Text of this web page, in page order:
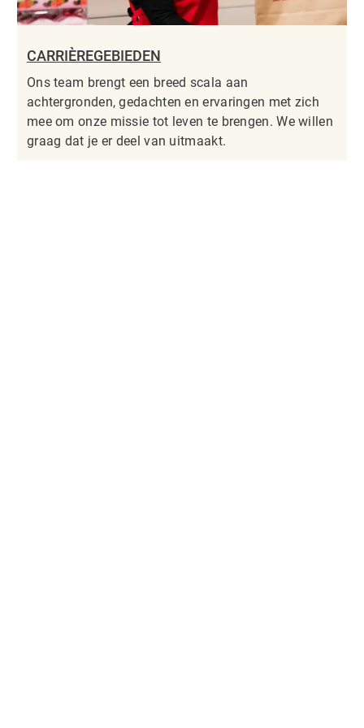
CARRIÈREGEBIEDEN
Ons team brengt een breed scala aan
achtergronden, gedachten en ervaringen met zich
mee om onze missie tot leven te brengen. We willen
graag dat je er deel van uitmaakt.